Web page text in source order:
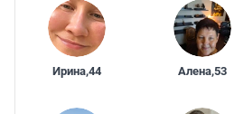
Ирина,44 Алена,53